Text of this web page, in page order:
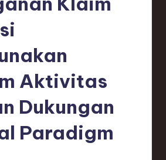
Aktivitas
Dukungan
Paradigm